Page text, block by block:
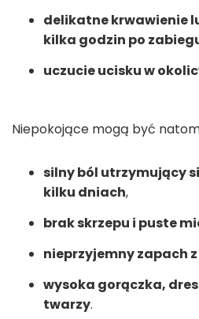
delikatne krwawienie
kilka godzin po
uczucie ucisku w
Niepokojące mogą być
silny ból utrzymujący
kilku dniach,
brak skrzepu i puste
nieprzyjemny zapach
wysoka gorączka,
twarzy.